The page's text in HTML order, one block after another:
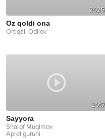
2025
Oz qoldi ona
Ortiqali Odilov
2017
Sayyora
Sharof Muqimov
Aprel guruhi